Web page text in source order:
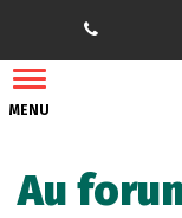
MENU
Au